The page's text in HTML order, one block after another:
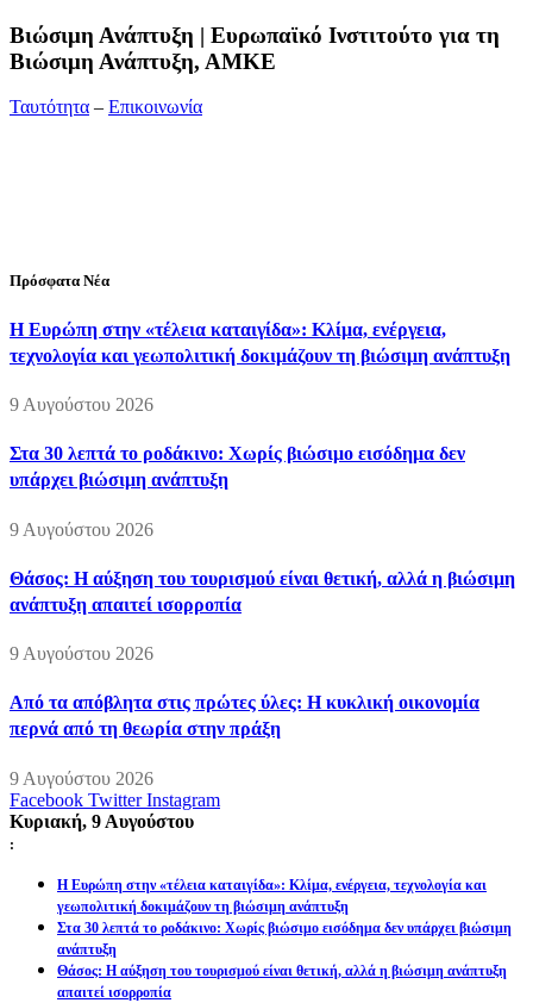
Bιώσιμη Ανάπτυξη | Ευρωπαϊκό Ινστιτούτο για τη
Βιώσιμη Ανάπτυξη, ΑΜΚΕ
Ταυτότητα – Επικοινωνία
Πρόσφατα Νέα
Η Ευρώπη στην «τέλεια καταιγίδα»: Κλίμα, ενέργεια,
τεχνολογία και γεωπολιτική δοκιμάζουν τη βιώσιμη ανάπτυξη
9 Αυγούστου 2026
Στα 30 λεπτά το ροδάκινο: Χωρίς βιώσιμο εισόδημα δεν
υπάρχει βιώσιμη ανάπτυξη
9 Αυγούστου 2026
Θάσος: Η αύξηση του τουρισμού είναι θετική, αλλά η βιώσιμη
ανάπτυξη απαιτεί ισορροπία
9 Αυγούστου 2026
Από τα απόβλητα στις πρώτες ύλες: Η κυκλική οικονομία
περνά από τη θεωρία στην πράξη
9 Αυγούστου 2026
Facebook Twitter Instagram
Κυριακή, 9 Αυγούστου
:
Η Ευρώπη στην «τέλεια καταιγίδα»: Κλίμα, ενέργεια, τεχνολογία και
γεωπολιτική δοκιμάζουν τη βιώσιμη ανάπτυξη
Στα 30 λεπτά το ροδάκινο: Χωρίς βιώσιμο εισόδημα δεν υπάρχει βιώσιμη
ανάπτυξη
Θάσος: Η αύξηση του τουρισμού είναι θετική, αλλά η βιώσιμη ανάπτυξη
απαιτεί ισορροπία